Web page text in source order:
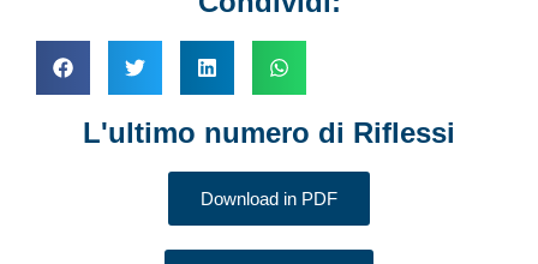
L'ultimo numero di Riflessi
Download in PDF